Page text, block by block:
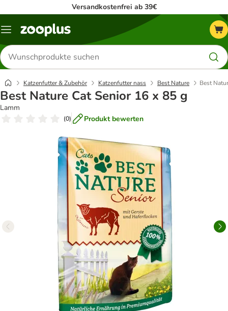
Versandkostenfrei ab 39€
Menü
Produkte
suchen
Katzenfutter & Zubehör Katzenfutter nass Best Nature Best
Best Nature Cat Senior 16 x 85 g
Lamm
(0) Produkt bewerten